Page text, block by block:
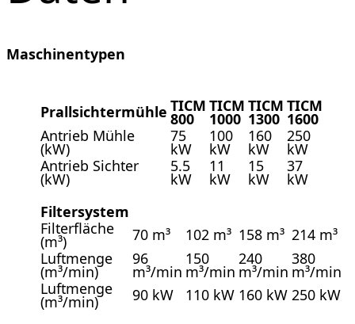
Maschinentypen
Prallsichtermühle TICM
800
TICM
1000
TICM
1300
TICM
1600
Antrieb Mühle
(kW)
75
kW
100
kW
160
kW
250
kW
Antrieb Sichter
(kW)
5.5
kW
11
kW
15
kW
37
kW
Filtersystem
Filterfläche
(m³) 70 m³ 102 m³ 158 m³ 214 m³
Luftmenge
(m³/min)
96
m³/min
150
m³/min
240
m³/min
380
m³/min
Luftmenge
(m³/min) 90 kW 110 kW 160 kW 250 kW